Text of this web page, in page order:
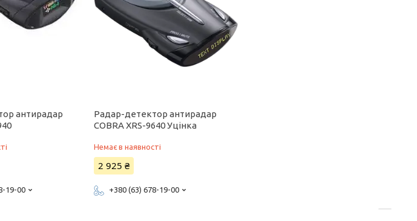
антирадар
19-00
Радар-детектор антирадар
COBRA XRS-9640 Уцінка
Немає в наявності
2 925 ₴
+380 (63) 678-19-00